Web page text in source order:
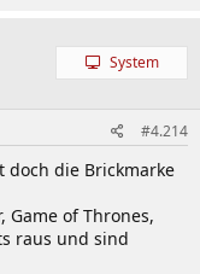
System
#4.214
doch die Brickmarke
Game of Thrones,
raus und sind